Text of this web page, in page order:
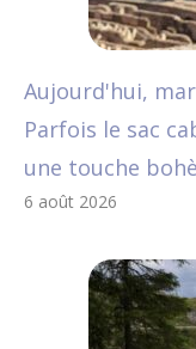
Aujourd'hui,
Parfois le sac
une touche
6 août 2026